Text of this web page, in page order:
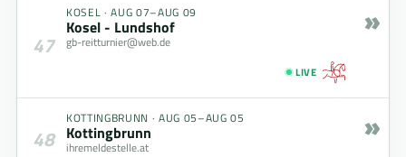
47
KOSEL ·AUG 07–AUG 09
Kosel - Lundshof
gb-reitturnier@web.de
LIVE
»
48
KOTTINGBRUNN · AUG 05–AUG 05
Kottingbrunn
ihremeldestelle.at
»